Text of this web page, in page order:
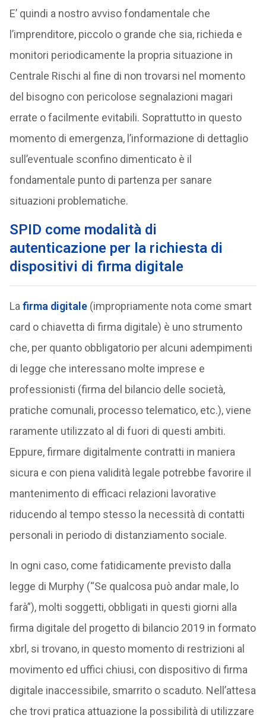
E’ quindi a nostro avviso fondamentale che
l’imprenditore, piccolo o grande che sia, richieda e
monitori periodicamente la propria situazione in
Centrale Rischi al fine di non trovarsi nel momento
del bisogno con pericolose segnalazioni magari
errate o facilmente evitabili. Soprattutto in questo
momento di emergenza, l’informazione di dettaglio
sull’eventuale sconfino dimenticato è il
fondamentale punto di partenza per sanare
situazioni problematiche.
SPID come modalità di
autenticazione per la richiesta di
dispositivi di firma digitale
La firma digitale(impropriamente nota come smart
card o chiavetta di firma digitale) è uno strumento
che, per quanto obbligatorio per alcuni adempimenti
di legge che interessano molte imprese e
professionisti (firma del bilancio delle società,
pratiche comunali, processo telematico, etc.), viene
raramente utilizzato al di fuori di questi ambiti.
Eppure, firmare digitalmente contratti in maniera
sicura e con piena validità legale potrebbe favorire il
mantenimento di efficaci relazioni lavorative
riducendo al tempo stesso la necessità di contatti
personali in periodo di distanziamento sociale.
In ogni caso, come fatidicamente previsto dalla
legge di Murphy (“Se qualcosa può andar male, lo
farà”), molti soggetti, obbligati in questi giorni alla
firma digitale del progetto di bilancio 2019 in formato
xbrl, si trovano, in questo momento di restrizioni al
movimento ed uffici chiusi, con dispositivo di firma
digitale inaccessibile, smarrito o scaduto. Nell’attesa
che trovi pratica attuazione la possibilità di utilizzare